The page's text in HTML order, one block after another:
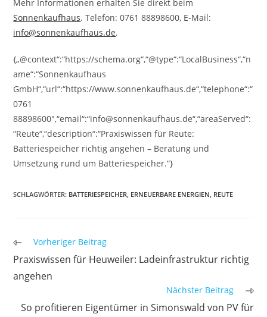
Mehr Informationen erhalten Sie direkt beim
Sonnenkaufhaus. Telefon: 0761 88898600, E-Mail:
info@sonnenkaufhaus.de.
{„@context“:“https://schema.org“,“@type“:“LocalBusiness“,“n
ame“:“Sonnenkaufhaus
GmbH“,“url“:“https://www.sonnenkaufhaus.de“,“telephone“:“
0761
88898600″,“email“:“info@sonnenkaufhaus.de“,“areaServed“:
“Reute“,“description“:“Praxiswissen für Reute:
Batteriespeicher richtig angehen – Beratung und
Umsetzung rund um Batteriespeicher.“}
SCHLAGWÖRTER: BATTERIESPEICHER, ERNEUERBARE ENERGIEN, REUTE
Weitere
ansehen
Vorheriger Beitrag
Praxiswissen für Heuweiler: Ladeinfrastruktur richtig
angehen
Nächster Beitrag
So profitieren Eigentümer in Simonswald von PV für